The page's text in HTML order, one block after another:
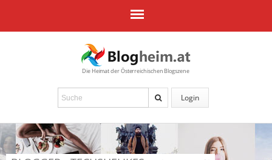
Die Heimat der Österreichischen Blogszene
Login